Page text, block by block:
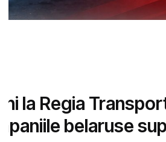
la Regia
belaruse